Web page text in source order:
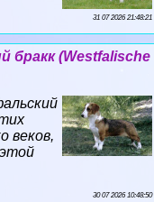
31 07 2026 21:48:21
бpaкк (Westfalische
веков,
30 07 2026 10:48:50